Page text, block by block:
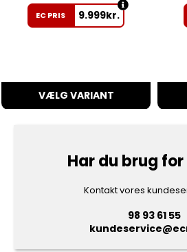
EC PRIS 9.999kr.
VÆLG VARIANT
Har du brug
Kontakt vores
98 93 61 55